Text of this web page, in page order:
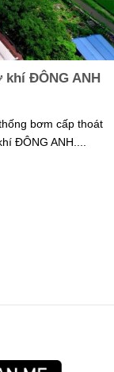
khí ĐÔNG ANH
bơm cấp thoát
ĐÔNG ANH....